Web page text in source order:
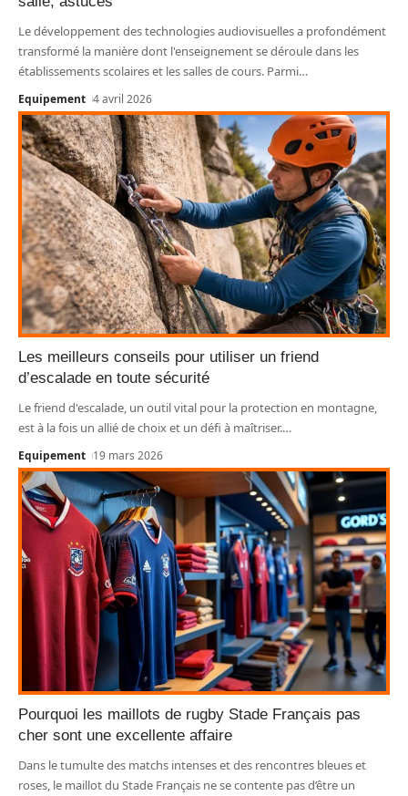
Le développement des technologies audiovisuelles a profondément
transformé la manière dont l'enseignement se déroule dans les
établissements scolaires et les salles de cours. Parmi…
Equipement 4 avril 2026
Les meilleurs conseils pour utiliser un friend
d’escalade en toute sécurité
Le friend d'escalade, un outil vital pour la protection en montagne,
est à la fois un allié de choix et un défi à maîtriser.…
Equipement 19 mars 2026
Pourquoi les maillots de rugby Stade Français pas
cher sont une excellente affaire
Dans le tumulte des matchs intenses et des rencontres bleues et
roses, le maillot du Stade Français ne se contente pas d’être un